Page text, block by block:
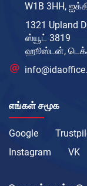
W1B 3HH,
1321 Upland
ஸ்யூட் 3819
ஹூஸ்டன்,
எங்கள் சமூக
Google
Instagram
VK